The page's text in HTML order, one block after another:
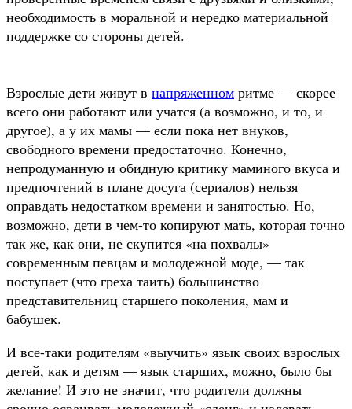
необходимость в моральной и нередко материальной
поддержке со стороны детей.
Взрослые дети живут в напряженном ритме — скорее
всего они работают или учатся (а возможно, и то, и
другое), а у их мамы — если пока нет внуков,
свободного времени предостаточно. Конечно,
непродуманную и обидную критику маминого вкуса и
предпочтений в плане досуга (сериалов) нельзя
оправдать недостатком времени и занятостью. Но,
возможно, дети в чем-то копируют мать, которая точно
так же, как они, не скупится «на похвалы»
современным певцам и молодежной моде, — так
поступает (что греха таить) большинство
представительниц старшего поколения, мам и
бабушек.
И все-таки родителям «выучить» язык своих взрослых
детей, как и детям — язык старших, можно, было бы
желание! И это не значит, что родители должны